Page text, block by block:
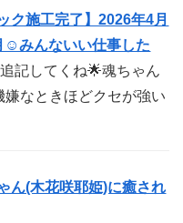
ク施工完了】2026年4月
☺︎みんないい仕事した
記してくね🌟魂ちゃん
嫌なときほどクセが強い
ん(木花咲耶姫)に癒され